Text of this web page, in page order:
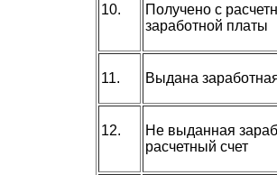
10.
Получено с
заработной платы
11. Выдана
12.
Не выданная
расчетный счет